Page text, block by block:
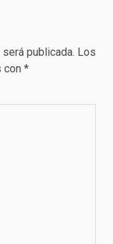
publicada. Los
con *